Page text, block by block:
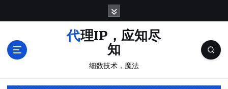
代理IP，应知尽
知
细数技术，魔法